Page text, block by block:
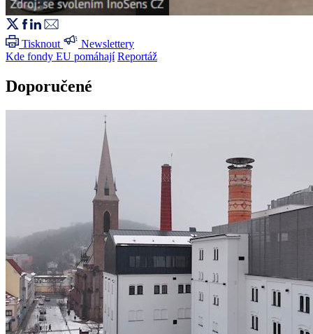
Tisknout
Newslettery
Kde fondy EU pomáhají Reportáž
Doporučené